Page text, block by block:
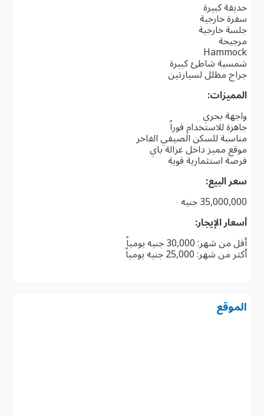
حديقة كبيرة
سفرة خارجية
جلسة خارجية
مرجيحة
Hammock
شمسية شاطئ كبيرة
جراج مظلل لسيارتين
المميزات:
واجهة بحري
جاهزة للاستخدام فوراً
مناسبة للسكن الصيفي الفاخر
موقع مميز داخل غزالة باي
فرصة استثمارية قوية
سعر البيع:
35,000,000 جنيه
أسعار الإيجار:
أقل من شهر: 30,000 جنيه يومياً
أكثر من شهر: 25,000 جنيه يومياً
الموقع